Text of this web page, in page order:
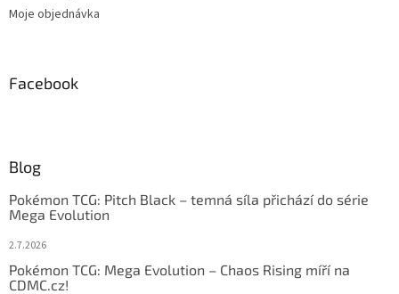
Moje objednávka
Facebook
Blog
Pokémon TCG: Pitch Black – temná síla přichází do série
Mega Evolution
2.7.2026
Pokémon TCG: Mega Evolution – Chaos Rising míří na
CDMC.cz!